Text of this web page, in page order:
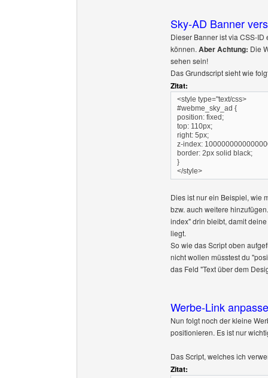
Sky-AD Banner
Dieser Banner ist via CSS-
können. Aber Achtung: Die
sehen sein!
Das Grundscript sieht wie
Zitat:
<style type="text/css>
#webme_sky_ad {
position: fixed;
top: 110px;
right: 5px;
z-index:
border: 2px solid black;
}
</style>
Dies ist nur ein Beispiel, wie
bzw. auch weitere
index" drin bleibt, damit
liegt.
So wie das Script oben
nicht wollen müsstest du
das Feld "Text über dem
Werbe-Link
Nun folgt noch der kleine
positionieren. Es ist nur
Das Script, welches ich
Zitat: